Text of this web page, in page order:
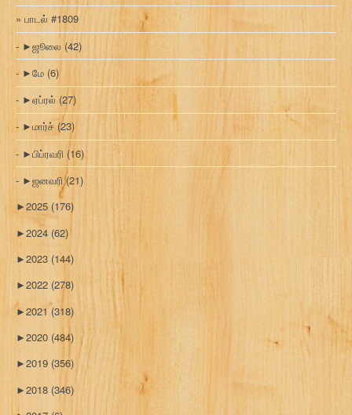
பாடல் #1809
►ஜூலை (42)
►மே (6)
►ஏப்ரல் (27)
►மார்ச்(23)
►பிப்ரவரி (16)
►ஜனவரி(21)
►2025 (176)
►2024 (62)
►2023 (144)
►2022 (278)
►2021 (318)
►2020 (484)
►2019 (356)
►2018 (346)